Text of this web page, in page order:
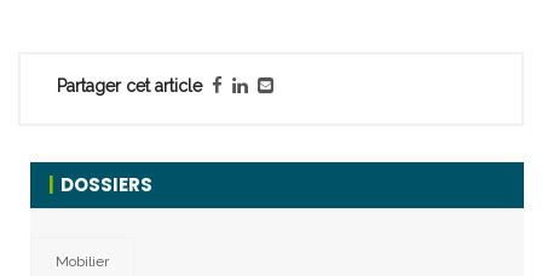
Partager cet article
DOSSIERS
Mobilier